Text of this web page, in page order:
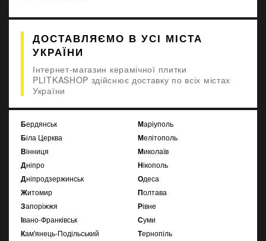
ДОСТАВЛЯЄМО В УСІ МІСТА
УКРАЇНИ
Інтернет-магазин керамічної плитки
PLITKASHOP здійснює доставку по всіх містах
України
Бердянськ
Біла Церква
Вінниця
Дніпро
Дніпродзержинськ
Житомир
Запоріжжя
Івано-Франківськ
Кам'янець-Подільський
Маріуполь
Мелітополь
Миколаїв
Нікополь
Одеса
Полтава
Рівне
Суми
Тернопіль